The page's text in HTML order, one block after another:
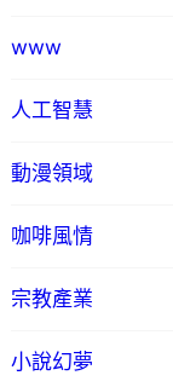
www
人工智慧
動漫領域
咖啡風情
宗教產業
小說幻夢